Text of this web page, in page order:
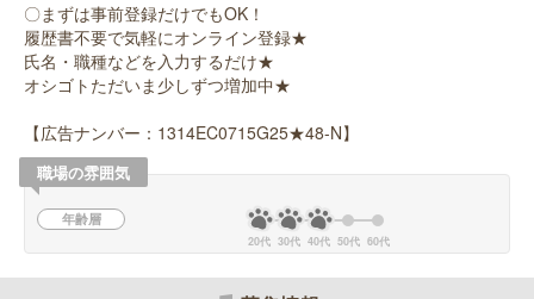
〇まずは事前登録だけでもOK！
履歴書不要で気軽にオンライン登録★
氏名・職種などを入力するだけ★
オシゴトただいま少しずつ増加中★
【広告ナンバー：1314EC0715G25★48-N】
職場の雰囲気
年齢層
20代 30代 40代 50代 60代